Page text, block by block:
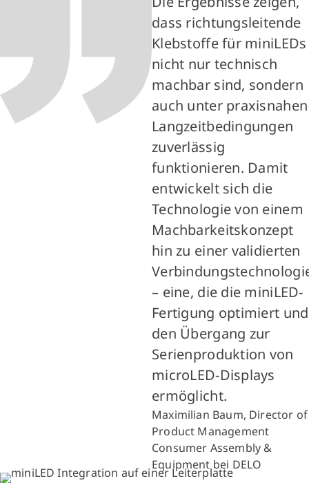
dass richtungsleitende
Klebstoffe für miniLEDs
nicht nur technisch
machbar sind, sondern
auch unter praxisnahen
Langzeitbedingungen
zuverlässig
funktionieren. Damit
entwickelt sich die
Technologie von einem
Machbarkeitskonzept
hin zu einer validierten
– eine, die die miniLED-
Fertigung optimiert und
den Übergang zur
Serienproduktion von
microLED-Displays
ermöglicht.
Maximilian Baum, Director of
Product Management
Consumer Assembly &
Equipment bei DELO